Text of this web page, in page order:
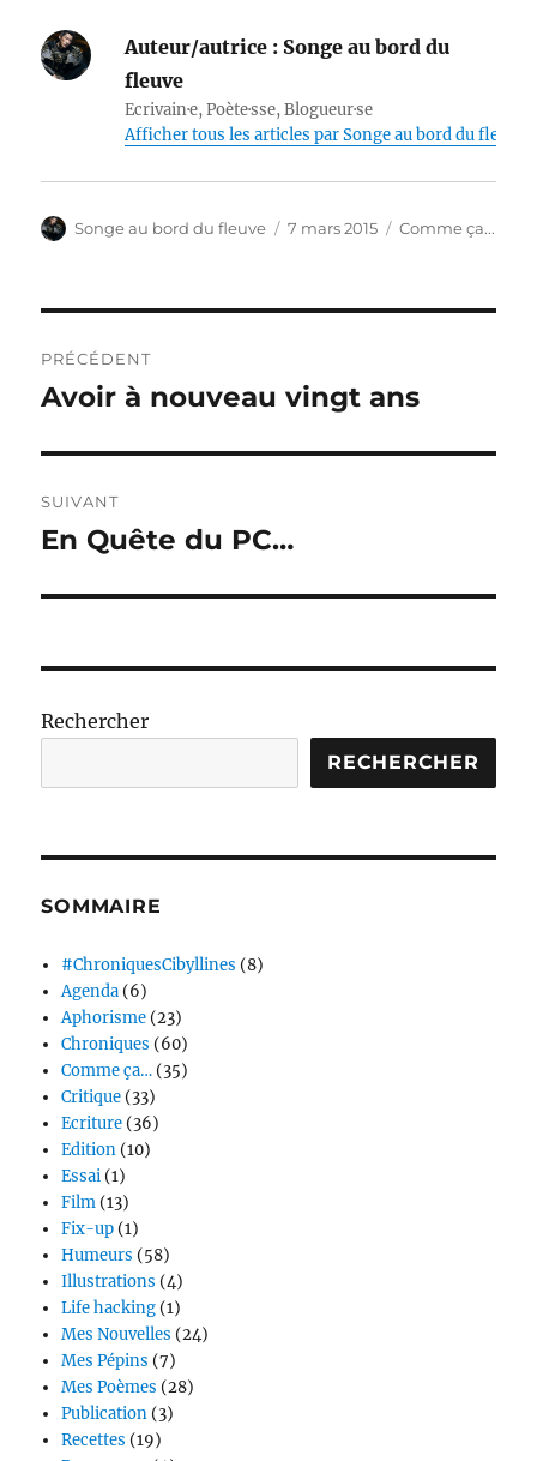
Auteur/autrice : Songe au bord du
fleuve
Ecrivain·e, Poète·sse, Blogueur·se
Afficher tous les articles par Songe au bord du fleuve
Auteur
Songe au bord du fleuve
Publié
7 mars 2015 Catégories
Comme ça...
de
PRÉCÉDENT
Publication
Avoir à nouveau vingt ans
SUIVANT
Publication
En Quête du PC…
Rechercher
RECHERCHER
SOMMAIRE
#ChroniquesCibyllines (8)
Agenda(6)
Aphorisme(23)
Chroniques (60)
Comme ça…(35)
Critique(33)
Ecriture(36)
Edition(10)
Essai(1)
Film(13)
Fix-up(1)
Humeurs (58)
Illustrations (4)
Life hacking(1)
Mes Nouvelles (24)
Mes Pépins (7)
Mes Poèmes (28)
Publication(3)
Recettes (19)